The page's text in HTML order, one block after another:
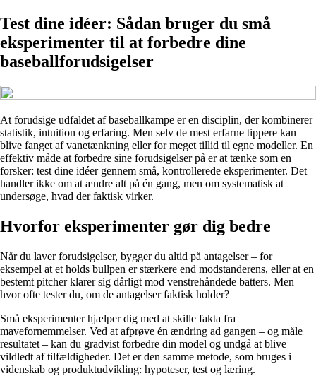
Test dine idéer: Sådan bruger du små
eksperimenter til at forbedre dine
baseballforudsigelser
At forudsige udfaldet af baseballkampe er en disciplin, der kombinerer
statistik, intuition og erfaring. Men selv de mest erfarne tippere kan
blive fanget af vanetænkning eller for meget tillid til egne modeller. En
effektiv måde at forbedre sine forudsigelser på er at tænke som en
forsker: test dine idéer gennem små, kontrollerede eksperimenter. Det
handler ikke om at ændre alt på én gang, men om systematisk at
undersøge, hvad der faktisk virker.
Hvorfor eksperimenter gør dig bedre
Når du laver forudsigelser, bygger du altid på antagelser – for
eksempel at et holds bullpen er stærkere end modstanderens, eller at en
bestemt pitcher klarer sig dårligt mod venstrehåndede batters. Men
hvor ofte tester du, om de antagelser faktisk holder?
Små eksperimenter hjælper dig med at skille fakta fra
mavefornemmelser. Ved at afprøve én ændring ad gangen – og måle
resultatet – kan du gradvist forbedre din model og undgå at blive
vildledt af tilfældigheder. Det er den samme metode, som bruges i
videnskab og produktudvikling: hypoteser, test og læring.